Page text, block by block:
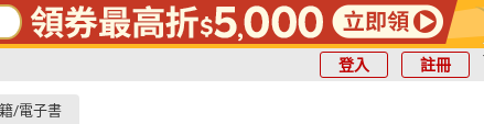
登入 註冊
/電子書